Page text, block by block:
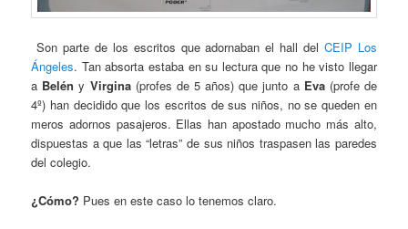
Son parte de los escritos que adornaban el hall delCEIP Los
Ángeles. Tan absorta estaba en su lectura que no he visto llegar
a Belén y Virgina(profes de 5 años) que junto a Eva(profe de
4º) han decidido que los escritos de sus niños, no se queden en
meros adornos pasajeros. Ellas han apostado mucho más alto,
dispuestas a que las “letras” de sus niños traspasen las paredes
del colegio.
¿Cómo? Pues en este caso lo tenemos claro.